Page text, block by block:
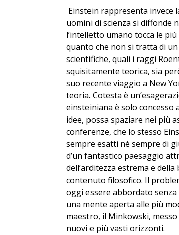
Einstein rappresenta invece
uomini di scienza si diffonde
l’intelletto umano tocca le
quanto che non si tratta di
scientifiche, quali i raggi
squisitamente teorica, sia
suo recente viaggio a New
teoria. Cotesta è
einsteiniana è solo concesso
idee, possa spaziare nei più
conferenze, che lo stesso
sempre esatti nè sempre di
d’un fantastico paesaggio
dell’arditezza estrema e
contenuto filosofico. Il
oggi essere abbordato
una mente aperta alle più
maestro, il Minkowski,
nuovi e più vasti orizzonti.